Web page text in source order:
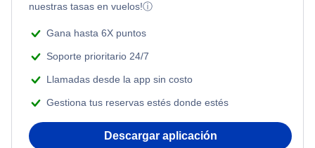
Flights from Nueva York to Estanbul
Flights from Nueva York to Mumbai
Flights from Shanghai to Nueva York
Adventure Vacations
nuestras tasas en vuelos!ⓘ
Gana hasta 6X puntos
Soporte prioritario 24/7
Llamadas desde la app sin costo
Gestiona tus reservas estés donde estés
Descargar aplicación